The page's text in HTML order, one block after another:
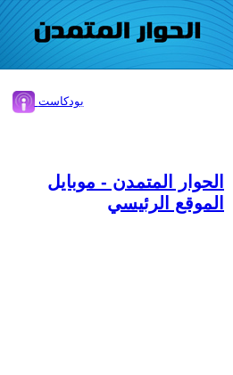
بودكاست
الحوار المتمدن - موبايل
الموقع الرئيسي